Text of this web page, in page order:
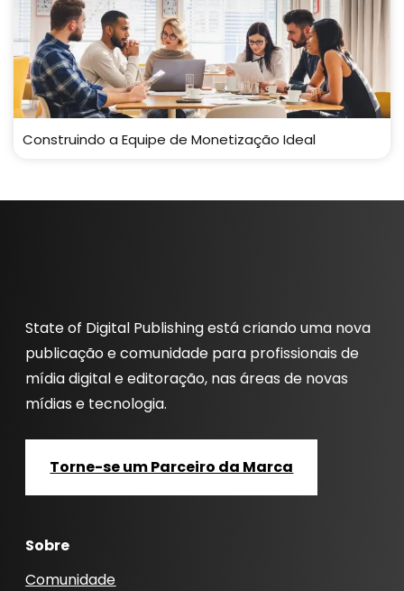
Construindo a Equipe de Monetização Ideal
State of Digital Publishing está criando uma nova
publicação e comunidade para profissionais de
mídia digital e editoração, nas áreas de novas
mídias e tecnologia.
Torne-se um Parceiro da Marca
Sobre
Comunidade